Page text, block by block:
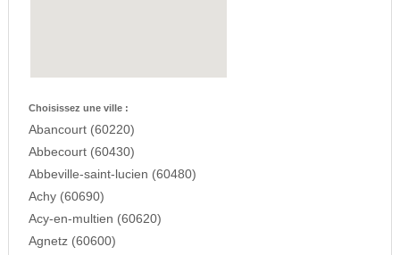
Choisissez une ville :
Abancourt (60220)
Abbecourt (60430)
Abbeville-saint-lucien (60480)
Achy (60690)
Acy-en-multien (60620)
Agnetz (60600)